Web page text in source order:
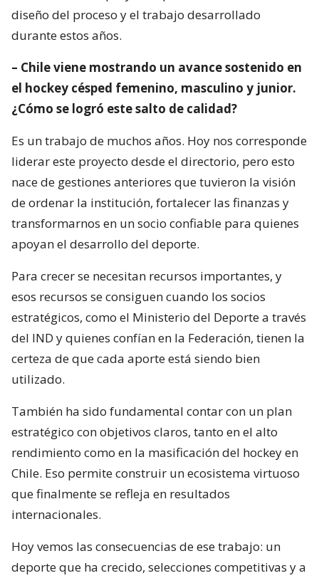
diseño del proceso y el trabajo desarrollado
durante estos años.
– Chile viene mostrando un avance sostenido en
el hockey césped femenino, masculino y junior.
¿Cómo se logró este salto de calidad?
Es un trabajo de muchos años. Hoy nos corresponde
liderar este proyecto desde el directorio, pero esto
nace de gestiones anteriores que tuvieron la visión
de ordenar la institución, fortalecer las finanzas y
transformarnos en un socio confiable para quienes
apoyan el desarrollo del deporte.
Para crecer se necesitan recursos importantes, y
esos recursos se consiguen cuando los socios
estratégicos, como el Ministerio del Deporte a través
del IND y quienes confían en la Federación, tienen la
certeza de que cada aporte está siendo bien
utilizado.
También ha sido fundamental contar con un plan
estratégico con objetivos claros, tanto en el alto
rendimiento como en la masificación del hockey en
Chile. Eso permite construir un ecosistema virtuoso
que finalmente se refleja en resultados
internacionales.
Hoy vemos las consecuencias de ese trabajo: un
deporte que ha crecido, selecciones competitivas y a